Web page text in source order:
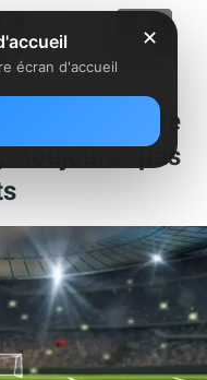
d’euros de
toujours pas
✕
écran d'accueil